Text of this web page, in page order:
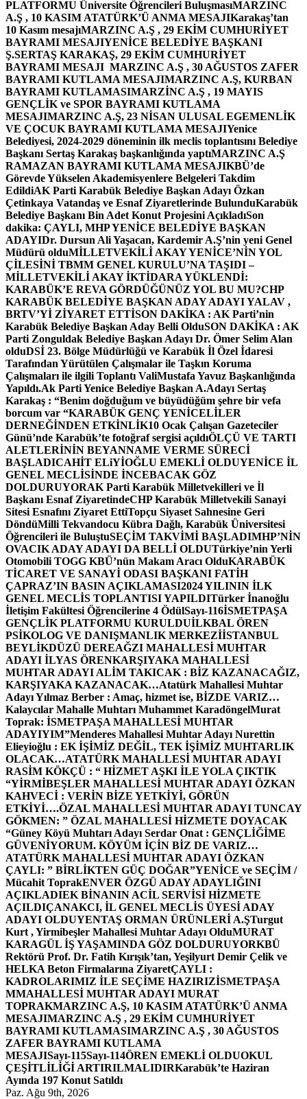
PLATFORMU Üniversite Öğrencileri BuluşmasıMARZINC
A.Ş , 10 KASIM ATATÜRK’Ü ANMA MESAJIKarakaş’tan
10 Kasım mesajıMARZINC A.Ş , 29 EKİM CUMHURİYET
BAYRAMI MESAJIYENİCE BELEDİYE BAŞKANI
Ş.SERTAŞ KARAKAŞ, 29 EKİM CUMHURİYET
BAYRAMI MESAJI MARZINC A.Ş , 30 AĞUSTOS ZAFER
BAYRAMI KUTLAMA MESAJIMARZINC A.Ş, KURBAN
BAYRAMI KUTLAMASIMARZİNC A.Ş , 19 MAYIS
GENÇLİK ve SPOR BAYRAMI KUTLAMA
MESAJIMARZINC A.Ş, 23 NİSAN ULUSAL EGEMENLİK
VE ÇOCUK BAYRAMI KUTLAMA MESAJIYenice
Belediyesi, 2024-2029 döneminin ilk meclis toplantısını Belediye
Başkanı Sertaş Karakaş başkanlığında yaptıMARZINC A.Ş
RAMAZAN BAYRAMI KUTLAMA MESAJIKBÜ’de
Görevde Yükselen Akademisyenlere Belgeleri Takdim
EdildiAK Parti Karabük Belediye Başkan Adayı Özkan
Çetinkaya Vatandaş ve Esnaf Ziyaretlerinde BulunduKarabük
Belediye Başkanı Bin Adet Konut Projesini AçıkladıSon
dakika: ÇAYLI, MHP YENİCE BELEDİYE BAŞKAN
ADAYIDr. Dursun Ali Yaşacan, Kardemir A.Ş’nin yeni Genel
Müdürü olduMİLLETVEKİLİ AKAY YENİCE’NİN YOL
ÇİLESİNİ TBMM GENEL KURULU’NA TAŞIDI –
MİLLETVEKİLİ AKAY İKTİDARA YÜKLENDİ:
KARABÜK’E REVA GÖRDÜĞÜNÜZ YOL BU MU?CHP
KARABÜK BELEDİYE BAŞKAN ADAY ADAYI YALAV ,
BRTV’Yİ ZİYARET ETTİSON DAKİKA : AK Parti’nin
Karabük Belediye Başkan Aday Belli OlduSON DAKİKA : AK
Parti Zonguldak Belediye Başkan Adayı Dr. Ömer Selim Alan
olduDSİ 23. Bölge Müdürlüğü ve Karabük İl Özel İdaresi
Tarafından Yürütülen Çalışmalar ile Taşkın Koruma
Çalışmaları ile ilgili Toplantı ValiMustafa Yavuz Başkanlığında
Yapıldı.Ak Parti Yenice Belediye Başkan A.Adayı Sertaş
Karakaş : “Benim doğduğum ve büyüdüğüm şehre bir vefa
borcum var “KARABÜK GENÇ YENİCELİLER
DERNEĞİNDEN ETKİNLİK10 Ocak Çalışan Gazeteciler
Günü’nde Karabük’te fotoğraf sergisi açıldıÖLÇÜ VE TARTI
ALETLERİNİN BEYANNAME VERME SÜRECİ
BAŞLADICAHİT ELiYİOĞLU EMEKLİ OLDUYENİCE İL
GENEL MECLİSİNDE İNCEBACAK GÖZ
DOLDURUYORAK Parti Karabük Milletvekilleri ve İl
Başkanı Esnaf ZiyaretindeCHP Karabük Milletvekili Sanayi
Sitesi Esnafını Ziyaret EttiTopçu Siyaset Sahnesine Geri
DöndüMilli Tekvandocu Kübra Dağlı, Karabük Üniversitesi
Öğrencileri ile BuluştuSEÇİM TAKVİMİ BAŞLADIMHP’NİN
OVACIK ADAY ADAYI DA BELLİ OLDUTürkiye’nin Yerli
Otomobili TOGG KBÜ’nün Makam Aracı OlduKARABÜK
TİCARET VE SANAYİ ODASI BAŞKANI FATİH
ÇAPRAZ’IN BASIN AÇIKLAMASI2024 YILININ İLK
GENEL MECLİS TOPLANTISI YAPILDITürker İnanoğlu
İletişim Fakültesi Öğrencilerine 4 ÖdülSayı-116İSMETPAŞA
GENÇLİK PLATFORMU KURULDUİLKBAL ÖREN
PSİKOLOG VE DANIŞMANLIK MERKEZİİSTANBUL
BEYLİKDÜZÜ DEREAĞZI MAHALLESİ MUHTAR
ADAYI İLYAS ÖRENKARŞIYAKA MAHALLESİ
MUHTAR ADAYI ALİM TAKICAK : BİZ KAZANACAĞIZ,
KARŞIYAKA KAZANACAK…Atatürk Mahallesi Muhtar
Adayı Yılmaz Berber : Amaç, hizmet ise, BİZDE VARIZ…
Kalaycılar Mahalle Muhtarı Muhammet KaradöngelMurat
Toprak: İSMETPAŞA MAHALLESİ MUHTAR
ADAYIYIM”Menderes Mahallesi Muhtar Adayı Nurettin
Elieyioğlu : EK İŞİMİZ DEĞİL, TEK İŞİMİZ MUHTARLIK
OLACAK…ATATÜRK MAHALLESİ MUHTAR ADAYI
RASİM KÖKÇÜ : “ HİZMET AŞKI İLE YOLA ÇIKTIK
“YİRMİBEŞLER MAHALLESİ MUHTAR ADAYI ÖZKAN
KAHVECİ : VERİN BİZE YETKİYİ, GÖRÜN
ETKİYİ….ÖZAL MAHALLESİ MUHTAR ADAYI TUNCAY
GÖKMEN: ” ÖZAL MAHALLESİ HİZMETE DOYACAK
“Güney Köyü Muhtarı Adayı Serdar Onat : GENÇLİĞİME
GÜVENİYORUM. KÖYÜM İÇİN BİZ DE VARIZ…
ATATÜRK MAHALLESİ MUHTAR ADAYI ÖZKAN
ÇAYLI: ” BİRLİKTEN GÜÇ DOĞAR”YENİCE ve SEÇİM /
Mücahit ToprakENVER ÖZGÜ ADAY ADAYLIĞINI
AÇIKLADIEK BİNANIN ACİL SERVİSİ HİZMETE
AÇILDIÇANAKCI, İL GENEL MECLİS ÜYESİ ADAY
ADAYI OLDUYENTAŞ ORMAN ÜRÜNLERİ A.ŞTurgut
Kurt , Yirmibeşler Mahallesi Muhtar Adayı OlduMURAT
KARAGÜL İŞ YAŞAMINDA GÖZ DOLDURUYORKBÜ
Rektörü Prof. Dr. Fatih Kırışık’tan, Yeşilyurt Demir Çelik ve
HELKA Beton Firmalarına ZiyaretÇAYLI :
KADROLARIMIZ İLE SEÇİME HAZIRIZİSMETPAŞA
MMAHALLESİ MUHTAR ADAYI MURAT
TOPRAKMARZINC A.Ş, 10 KASIM ATATÜRK’Ü ANMA
MESAJIMARZINC A.Ş , 29 EKİM CUMHURİYET
BAYRAMI KUTLAMASIMARZINC A.Ş , 30 AĞUSTOS
ZAFER BAYRAMI KUTLAMA
MESAJISayı-115Sayı-114ÖREN EMEKLİ OLDUOKUL
ÇEŞİTLİLİĞİ ARTIRILMALIDIRKarabük’te Haziran
Ayında 197 Konut Satıldı
Paz. Ağu 9th, 2026